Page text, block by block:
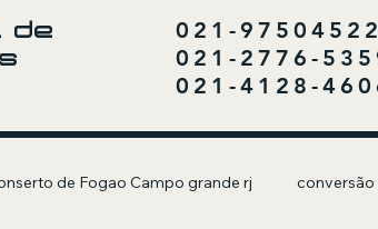
021-
021-2776-
021-4128-
de Fogao Campo grande rj